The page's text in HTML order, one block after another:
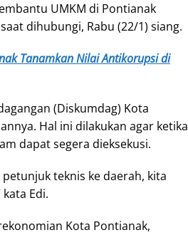
UMKM di Pontianak
dihubungi, Rabu (22/1) siang.
Tanamkan Nilai Antikorupsi di
(Diskumdag) Kota
Hal ini dilakukan agar ketika
dapat segera dieksekusi.
teknis ke daerah, kita
Edi.
Kota Pontianak,